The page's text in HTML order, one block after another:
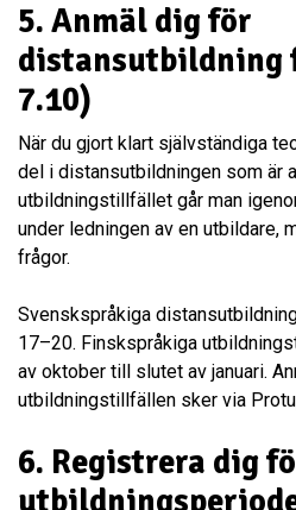
5. Anmäl dig för
distansutbildning
7.10)
När du gjort klart självständiga
del i distansutbildningen som är
utbildningstillfället går man
under ledningen av en utbildare,
frågor.
Svenskspråkiga
17–20. Finskspråkiga
av oktober till slutet av januari.
utbildningstillfällen sker via
6. Registrera dig